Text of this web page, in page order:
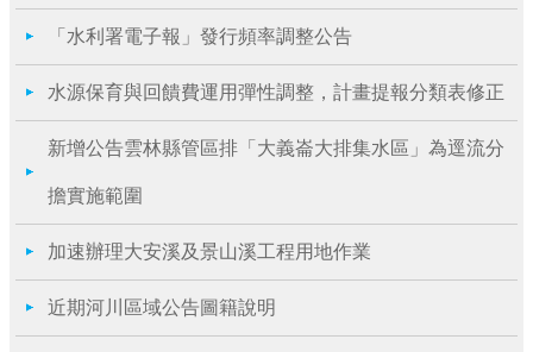
「水利署電子報」發行頻率調整公告
水源保育與回饋費運用彈性調整，計畫提報分類表修正
新增公告雲林縣管區排「大義崙大排集水區」為逕流分
擔實施範圍
加速辦理大安溪及景山溪工程用地作業
近期河川區域公告圖籍說明